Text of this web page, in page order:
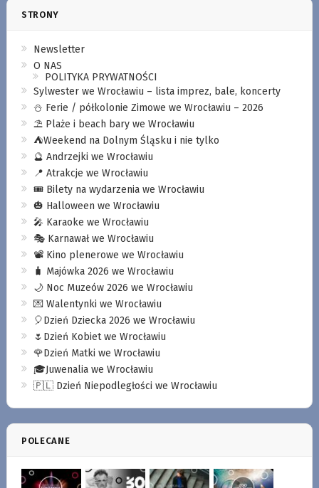
STRONY
Newsletter
O NAS
POLITYKA PRYWATNOŚCI
Sylwester we Wrocławiu – lista imprez, bale, koncerty
⛄️ Ferie / półkolonie Zimowe we Wrocławiu – 2026
⛱️ Plaże i beach bary we Wrocławiu
⛺️Weekend na Dolnym Śląsku i nie tylko
🔮 Andrzejki we Wrocławiu
📍 Atrakcje we Wrocławiu
🎟️ Bilety na wydarzenia we Wrocławiu
🎃 Halloween we Wrocławiu
🎤 Karaoke we Wrocławiu
🎭 Karnawał we Wrocławiu
📽️ Kino plenerowe we Wrocławiu
🧳 Majówka 2026 we Wrocławiu
🌙 Noc Muzeów 2026 we Wrocławiu
💌 Walentynki we Wrocławiu
🎈Dzień Dziecka 2026 we Wrocławiu
🌷Dzień Kobiet we Wrocławiu
🌹Dzień Matki we Wrocławiu
🎓Juwenalia we Wrocławiu
🇵🇱 Dzień Niepodległości we Wrocławiu
POLECANE